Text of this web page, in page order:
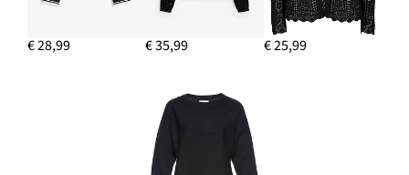
€ 28,99 € 35,99 € 25,99